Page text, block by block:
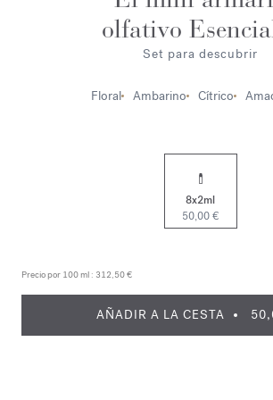
olfativo
Set para descubrir
Floral Ambarino Cítrico
8x2ml
50,00 €
Precio por 100 ml : 312,50 €
AÑADIR A LA CESTA